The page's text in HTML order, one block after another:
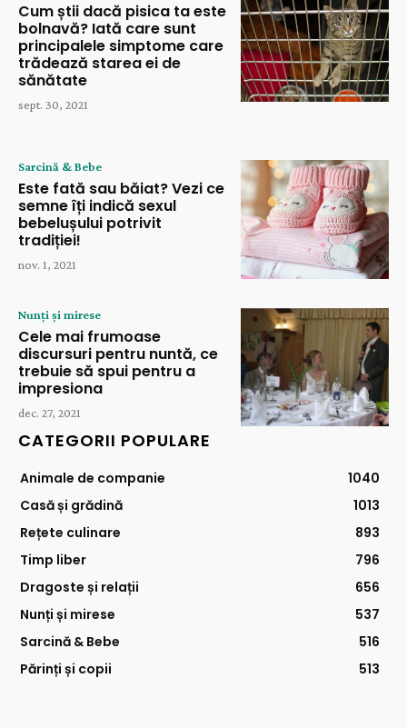
Cum știi dacă pisica ta este
bolnavă? Iată care sunt
principalele simptome care
trădează starea ei de
sănătate
sept. 30, 2021
Sarcină & Bebe
Este fată sau băiat? Vezi ce
semne îți indică sexul
bebelușului potrivit
tradiției!
nov. 1, 2021
Nunți și mirese
Cele mai frumoase
discursuri pentru nuntă, ce
trebuie să spui pentru a
impresiona
dec. 27, 2021
CATEGORII POPULARE
Animale de companie
1040
Casă și grădină
1013
Rețete culinare
893
Timp liber
796
Dragoste și relații
656
Nunți și mirese
537
Sarcină & Bebe
516
Părinți și copii
513